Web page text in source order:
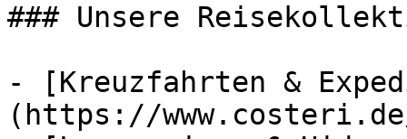
### Unsere
- [Kreuzfahrten &
(https://